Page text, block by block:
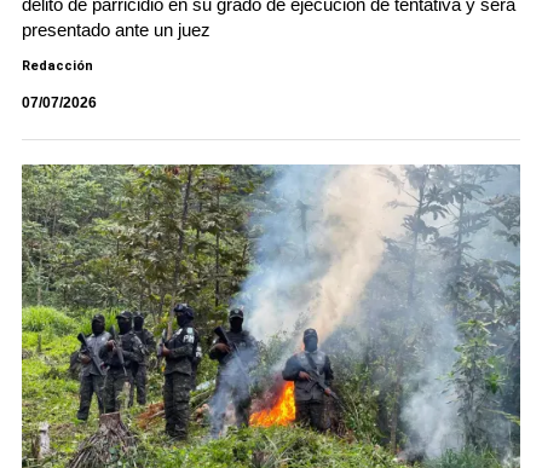
delito de parricidio en su grado de ejecución de tentativa y será
presentado ante un juez
Redacción
07/07/2026